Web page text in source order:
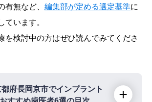
無など、 編集部が定める選定基準に
います。
を検討中の方はぜひ読んでみてくださ
府長岡京市でインプラント